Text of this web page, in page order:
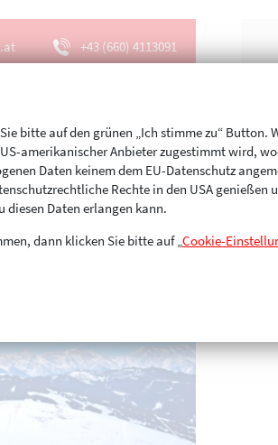
+43 (660) 4113091
Menu
bitte auf den grünen „Ich stimme zu“ Button.
amerikanischer Anbieter zugestimmt wird,
Daten keinem dem EU-Datenschutz
Rechte in den USA genießen
diesen Daten erlangen kann.
dann klicken Sie bitte auf „Cookie-